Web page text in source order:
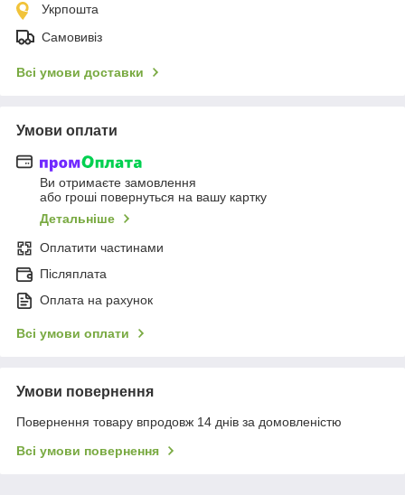
Укрпошта
Самовивіз
Всі умови доставки
Умови оплати
Ви отримаєте замовлення
або гроші повернуться на вашу картку
Детальніше
Оплатити частинами
Післяплата
Оплата на рахунок
Всі умови оплати
Умови повернення
Повернення товару впродовж 14 днів за домовленістю
Всі умови повернення